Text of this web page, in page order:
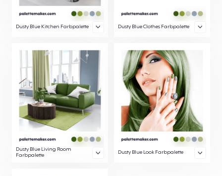
Dusty Blue Kitchen Farbpalette Dusty Blue Clothes Farbpalette
Dusty Blue Living Room
Farbpalette
Dusty Blue Look Farbpalette